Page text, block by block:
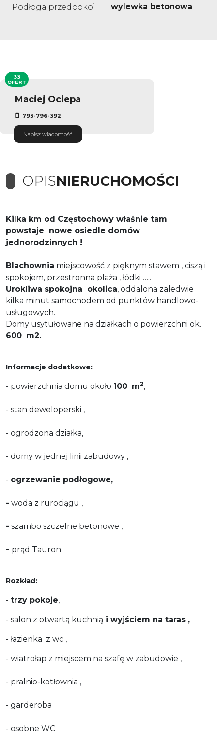
Podłoga przedpokoi
wylewka betonowa
Maciej Ociepa
793-796-392
Napisz wiadomość
33
OFERT
OPISNIERUCHOMOŚCI
Kilka km od Częstochowy właśnie tam
powstaje nowe osiedle domów
jednorodzinnych !
Blachownia miejscowość z pięknym stawem , ciszą i
spokojem, przestronna plaża , łódki …..
Urokliwa spokojna okolica, oddalona zaledwie
kilka minut samochodem od punktów handlowo-
usługowych.
Domy usytułowane na działkach o powierzchni ok.
600 m2.
Informacje dodatkowe:
- powierzchnia domu około 100 m2,
- stan deweloperski ,
- ogrodzona działka,
- domy w jednej linii zabudowy ,
- ogrzewanie podłogowe,
- woda z rurociągu ,
- szambo szczelne betonowe ,
- prąd Tauron
Rozkład:
- trzy pokoje,
- salon z otwartą kuchnią i wyjściem na taras ,
- łazienka z wc ,
- wiatrołap z miejscem na szafę w zabudowie ,
- pralnio-kotłownia ,
- garderoba
- osobne WC